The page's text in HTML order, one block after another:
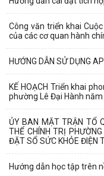
Công văn triển khai
của các cơ quan hành
HƯỚNG DẪN SỬ DỤNG
KẾ HOẠCH Triển khai
phường Lê Đại Hành
ỦY BAN MẶT TRẬN TỔ
THỂ CHÍNH TRỊ
ĐẶT SỔ SỨC KHỎE ĐIỆN
Hướng dẫn học tập trên